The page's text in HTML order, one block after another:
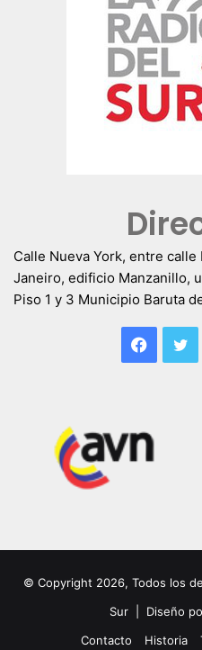
Calle Nueva York, entre
Janeiro, edificio Manzanillo,
Piso 1 y 3 Municipio Baruta
© Copyright 2026, Todos los
Sur | Diseño
Contacto
Historia